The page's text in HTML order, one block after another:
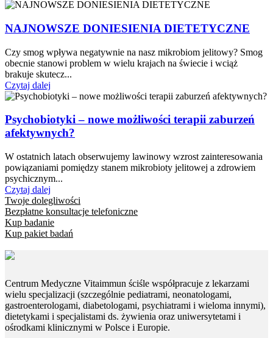
NAJNOWSZE DONIESIENIA DIETETYCZNE
Czy smog wpływa negatywnie na nasz mikrobiom jelitowy? Smog
obecnie stanowi problem w wielu krajach na świecie i wciąż
brakuje skutecz...
Czytaj dalej
Psychobiotyki – nowe możliwości terapii zaburzeń
afektywnych?
W ostatnich latach obserwujemy lawinowy wzrost zainteresowania
powiązaniami pomiędzy stanem mikrobioty jelitowej a zdrowiem
psychicznym...
Czytaj dalej
Twoje dolegliwości
Bezpłatne konsultacje telefoniczne
Kup badanie
Kup pakiet badań
Centrum Medyczne Vitaimmun ściśle współpracuje z lekarzami
wielu specjalizacji (szczególnie pediatrami, neonatologami,
gastroenterologami, diabetologami, psychiatrami i wieloma innymi),
dietetykami i specjalistami ds. żywienia oraz uniwersytetami i
ośrodkami klinicznymi w Polsce i Europie.